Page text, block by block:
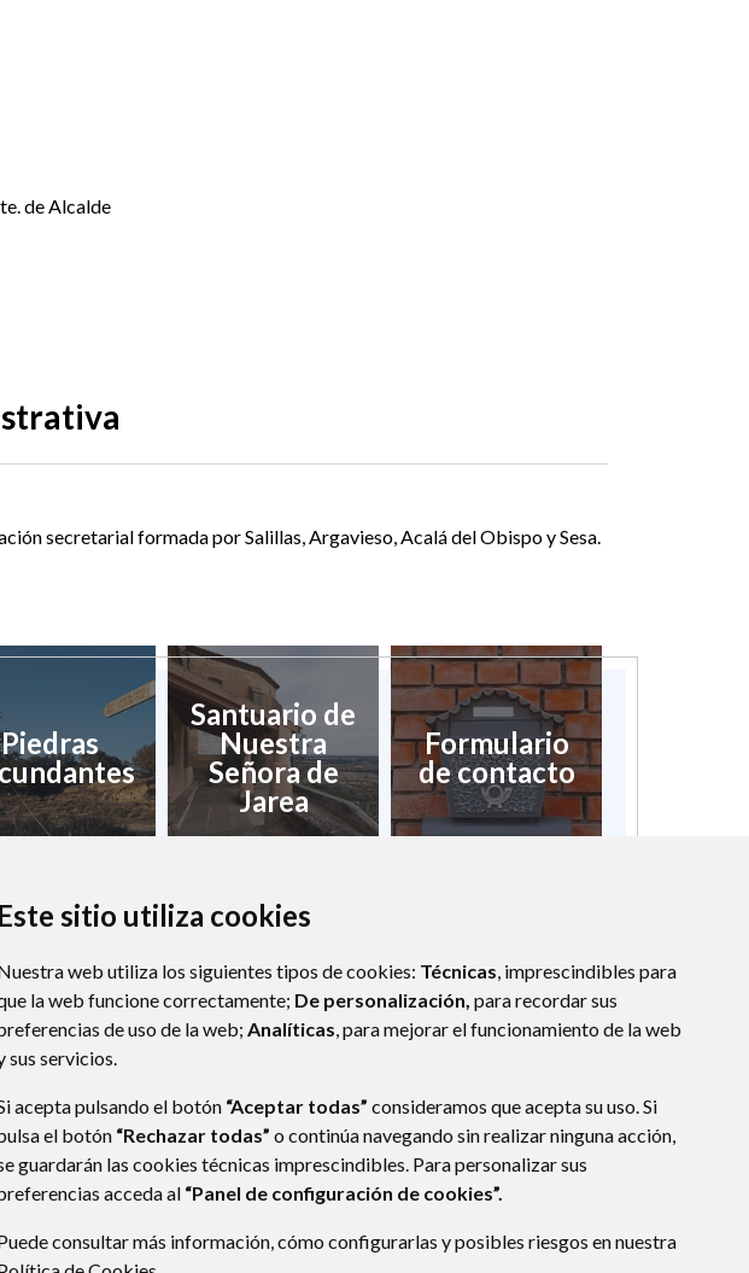
Este sitio utiliza cookies
web utiliza los siguientes tipos de cookies: Técnicas, imprescindibles para
la web funcione correctamente; De personalización, para recordar sus
de uso de la web; Analíticas, para mejorar el funcionamiento de la web
sus servicios.
acepta pulsando el botón “Aceptar todas” consideramos que acepta su uso. Si
el botón “Rechazar todas” o continúa navegando sin realizar ninguna acción,
guardarán las cookies técnicas imprescindibles. Para personalizar sus
acceda al “Panel de configuración de cookies”.
consultar más información, cómo configurarlas y posibles riesgos en nuestra
de Alcalde
secretarial formada por Salillas, Argavieso, Acalá del Obispo y Sesa.
Piedras
Santuario de
Nuestra
Señora de
Jarea
Formulario
de contacto
(ESPAÑA)